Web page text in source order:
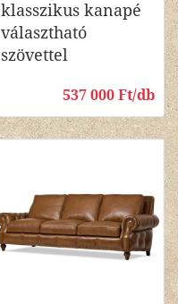
klasszikus kanapé
választható
szövettel
537 000 Ft/db